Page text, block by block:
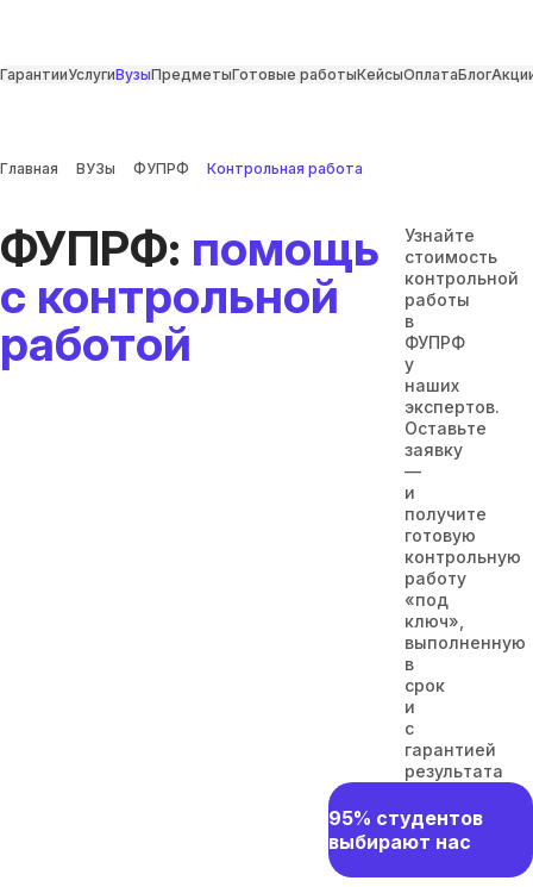
ГарантииУслугиВузыПредметыГотовые работыКейсыОплатаБлог
Главная ВУЗы ФУПРФ Контрольная работа
ФУПРФ: помощь
с контрольной
работой
Узнайте
стоимость
контрольной
работы
в
ФУПРФ
у
наших
экспертов.
Оставьте
заявку
—
и
получите
готовую
контрольную
работу
«под
ключ»,
выполненную
в
срок
и
с
гарантией
результата
95% студентов
выбирают нас